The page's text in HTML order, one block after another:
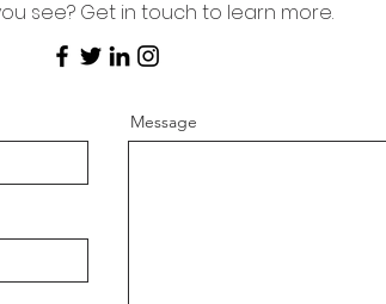
see? Get in touch to learn more.
Message